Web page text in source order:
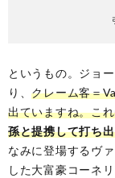
というもの。ジョ
り、クレーム客＝
出ていますね。こ
孫と提携して打ち
なみに登場するヴ
した大富豪コーネ